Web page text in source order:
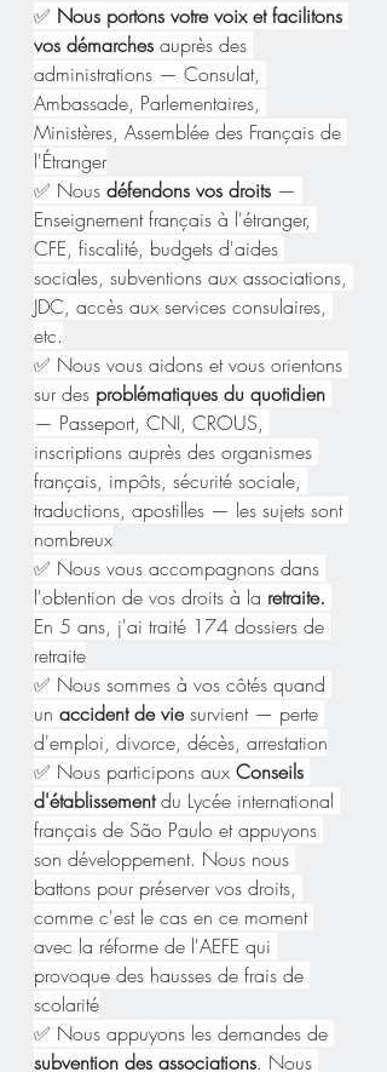
✅ Nous portons votre voix et facilitons
vos démarches auprès des
administrations — Consulat,
Ambassade, Parlementaires,
Ministères, Assemblée des Français de
l'Étranger
✅ Nous défendons vos droits —
Enseignement français à l'étranger,
CFE, fiscalité, budgets d'aides
sociales, subventions aux associations,
JDC, accès aux services consulaires,
etc.
✅ Nous vous aidons et vous orientons
sur des problématiques du quotidien
— Passeport, CNI, CROUS,
inscriptions auprès des organismes
français, impôts, sécurité sociale,
traductions, apostilles — les sujets sont
nombreux
✅ Nous vous accompagnons dans
l'obtention de vos droits à la retraite.
En 5 ans, j'ai traité 174 dossiers de
retraite
✅ Nous sommes à vos côtés quand
un accident de vie survient — perte
d'emploi, divorce, décès, arrestation
✅ Nous participons aux Conseils
d'établissement du Lycée international
français de São Paulo et appuyons
son développement. Nous nous
battons pour préserver vos droits,
comme c'est le cas en ce moment
avec la réforme de l'AEFE qui
provoque des hausses de frais de
scolarité
✅ Nous appuyons les demandes de
subvention des associations. Nous